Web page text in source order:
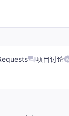
项目讨论